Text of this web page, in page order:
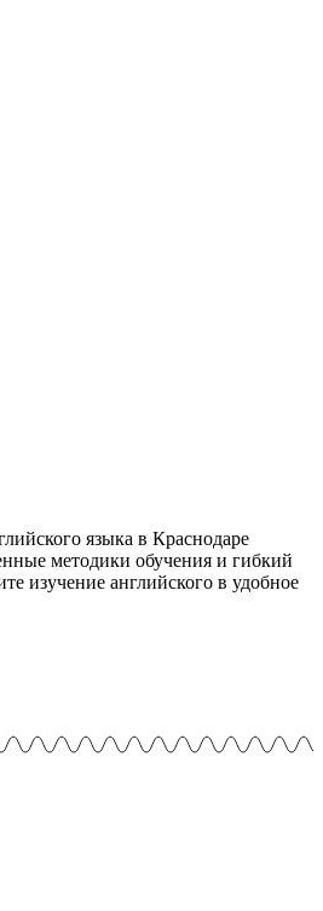
языка в Краснодаре
методики обучения и гибкий
изучение английского в удобное